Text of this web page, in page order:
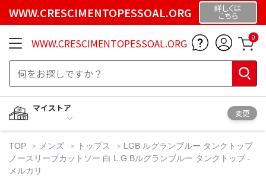
WWW.CRESCIMENTOPESSOAL.ORG 詳しくは
こちら
WWW.CRESCIMENTOPESSOAL.ORG 0
マイストア
変更
TOP メンズ トップス
LGB ルグランブルー タンクトップ
ノースリーブカットソー 白 L.G.Bルグランブルー タンクトップ -
メルカリ